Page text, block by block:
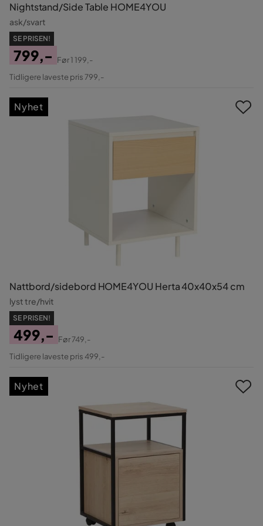
Nightstand/Side Table HOME4YOU
ask/svart
SE PRISEN!
Pris
799,-
Original
Før1 199,-
Tidligere laveste pris 799,-
Nattbord/sidebord HOME4YOU Herta 40x40x54 cm
lyst tre/hvit
SE PRISEN!
Pris
499,-
Original
Før749,-
Tidligere laveste pris 499,-
Nyhet
Nyhet